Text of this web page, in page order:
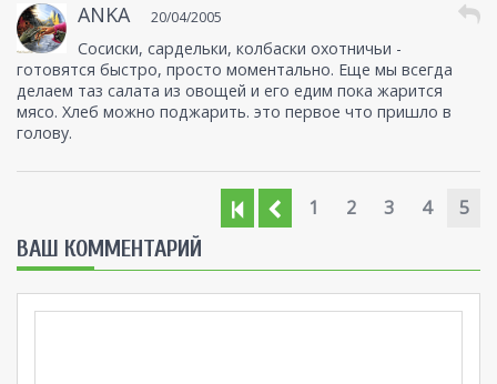
ANKA 20/04/2005
Сосиски, сардельки, колбаски охотничьи -
готовятся быстро, просто моментально. Еще мы всегда
делаем таз салата из овощей и его едим пока жарится
мясо. Хлеб можно поджарить. это первое что пришло в
голову.
1 2 3 4 5
ВАШ КОММЕНТАРИЙ